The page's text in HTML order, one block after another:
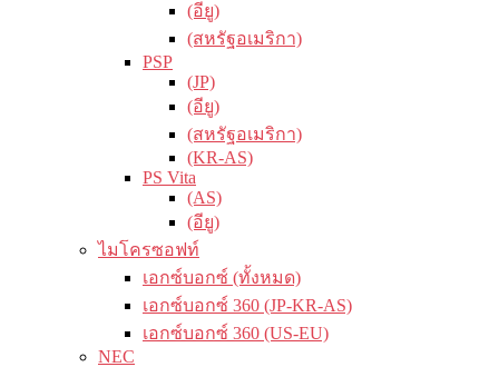
(อียู)
(สหรัฐอเมริกา)
PSP
(JP)
(อียู)
(สหรัฐอเมริกา)
(KR-AS)
PS Vita
(AS)
(อียู)
ไมโครซอฟท์
เอกซ์บอกซ์ (ทั้งหมด)
เอกซ์บอกซ์ 360 (JP-KR-AS)
เอกซ์บอกซ์ 360 (US-EU)
NEC